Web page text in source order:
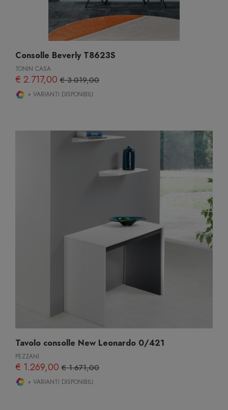
Consolle Beverly T8623S
TONIN CASA
€ 2.717,00 € 3.019,00
+ VARIANTI DISPONIBILI
Tavolo consolle New Leonardo 0/421
PEZZANI
€ 1.269,00 € 1.671,00
+ VARIANTI DISPONIBILI